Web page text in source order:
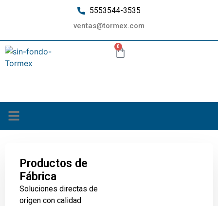
5553544-3535
ventas@tormex.com
0
Productos de
Fábrica
Soluciones directas de
origen con calidad